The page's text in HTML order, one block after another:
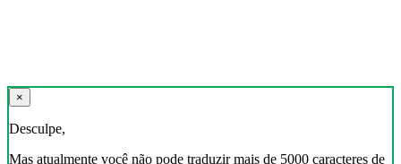
×
Desculpe,
Mas atualmente você não pode traduzir mais de 5000 caracteres de